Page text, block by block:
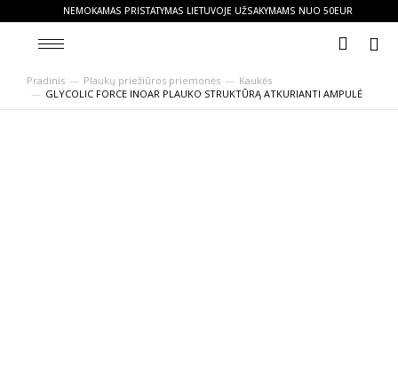
NEMOKAMAS PRISTATYMAS LIETUVOJE UŽSAKYMAMS NUO 50EUR
You are here:
Pradinis Plaukų priežiūros priemonės
Kaukės
GLYCOLIC FORCE INOAR PLAUKO STRUKTŪRĄ ATKURIANTI AMPULĖ